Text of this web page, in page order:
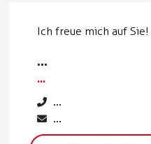
Ich freue mich auf Sie!
...
...
...
...